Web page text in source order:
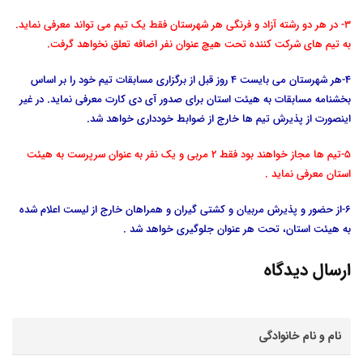
3- در هر دو رشته آزاد و فرنگی هر شهرستان فقط یک تیم می تواند معرفی نماید.
به تیم های شرکت کننده تحت هیچ عنوان نفر اضافه تعلق نخواهد گرفت.
4-هر شهرستان می بایست 4 روز قبل از برگزاری مسابقات تیم خود را بر اساس
بخشنامه مسابقات به هیئت استان برای صدور آی دی کارت معرفی نماید. در غیر
اینصورت از پذیرش تیم ها خارج از ضوابط خودداری خواهد شد.
5-تیم ها مجاز خواهند بود فقط 2 مربی و یک نفر به عنوان سرپرست به هیئت
استان معرفی نماید .
6-از حضور و پذیرش مربیان و کشتی گیران و همراهان خارج از لیست اعلام شده
به هیئت استان، تحت هر عنوان جلوگیری خواهد شد .
ارسال دیدگاه